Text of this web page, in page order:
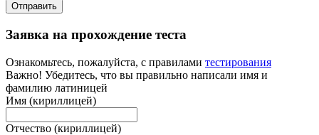
Отправить
Заявка на прохождение теста
Ознакомьтесь, пожалуйста, с правилами тестирования
Важно! Убедитесь, что вы правильно написали имя и
фамилию латиницей
Имя (кириллицей)
Отчество (кириллицей)